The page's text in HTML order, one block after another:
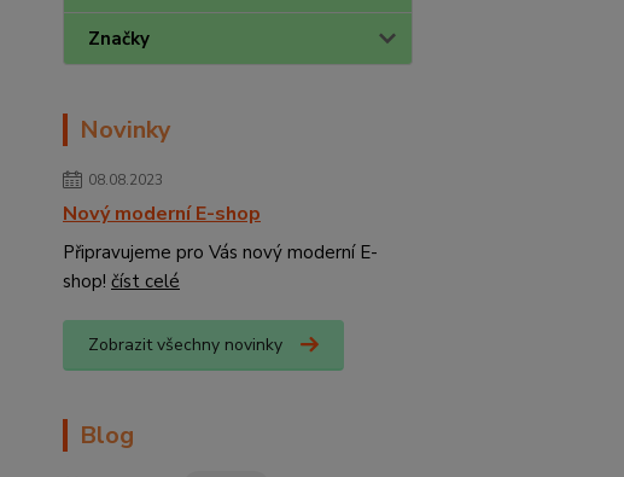
Značky
Novinky
08.08.2023
Nový moderní E-shop
Připravujeme pro Vás nový moderní E-
shop! číst celé
Zobrazit všechny novinky
Blog